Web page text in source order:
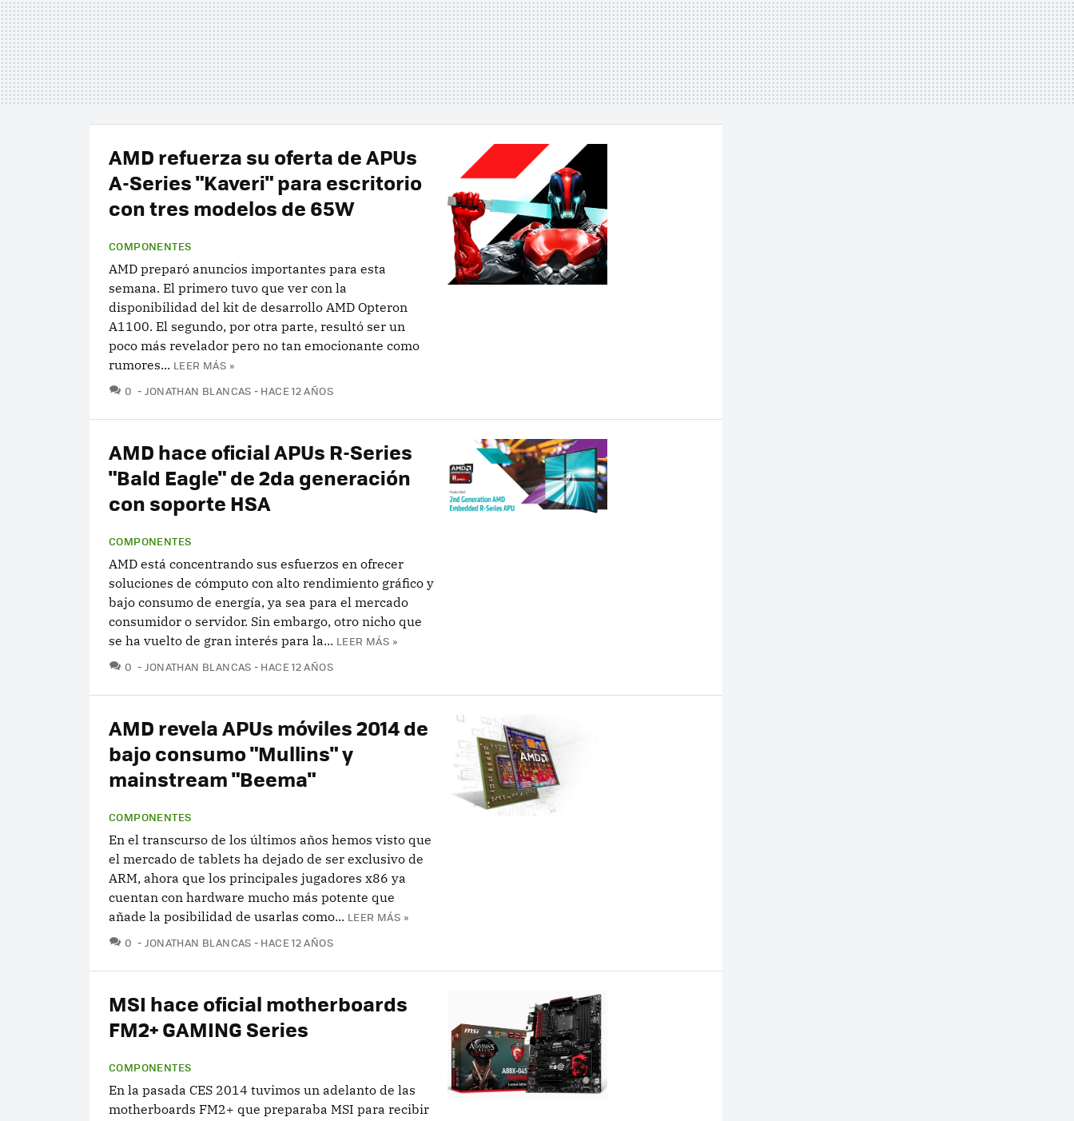
AMD refuerza su oferta de APUs
A-Series "Kaveri" para escritorio
con tres modelos de 65W
COMPONENTES
AMD preparó anuncios importantes para esta
semana. El primero tuvo que ver con la
disponibilidad del kit de desarrollo AMD Opteron
A1100. El segundo, por otra parte, resultó ser un
poco más revelador pero no tan emocionante como
rumores... LEER MÁS »
0 COMENTARIOS
JONATHAN BLANCAS HACE 12 AÑOS
AMD hace oficial APUs R-Series
"Bald Eagle" de 2da generación
con soporte HSA
COMPONENTES
AMD está concentrando sus esfuerzos en ofrecer
soluciones de cómputo con alto rendimiento gráfico y
bajo consumo de energía, ya sea para el mercado
consumidor o servidor. Sin embargo, otro nicho que
se ha vuelto de gran interés para la... LEER MÁS »
0 COMENTARIOS
JONATHAN BLANCAS HACE 12 AÑOS
AMD revela APUs móviles 2014 de
bajo consumo "Mullins" y
mainstream "Beema"
COMPONENTES
En el transcurso de los últimos años hemos visto que
el mercado de tablets ha dejado de ser exclusivo de
ARM, ahora que los principales jugadores x86 ya
cuentan con hardware mucho más potente que
añade la posibilidad de usarlas como... LEER MÁS »
0 COMENTARIOS
JONATHAN BLANCAS HACE 12 AÑOS
MSI hace oficial motherboards
FM2+ GAMING Series
COMPONENTES
En la pasada CES 2014 tuvimos un adelanto de las
motherboards FM2+ que preparaba MSI para recibir